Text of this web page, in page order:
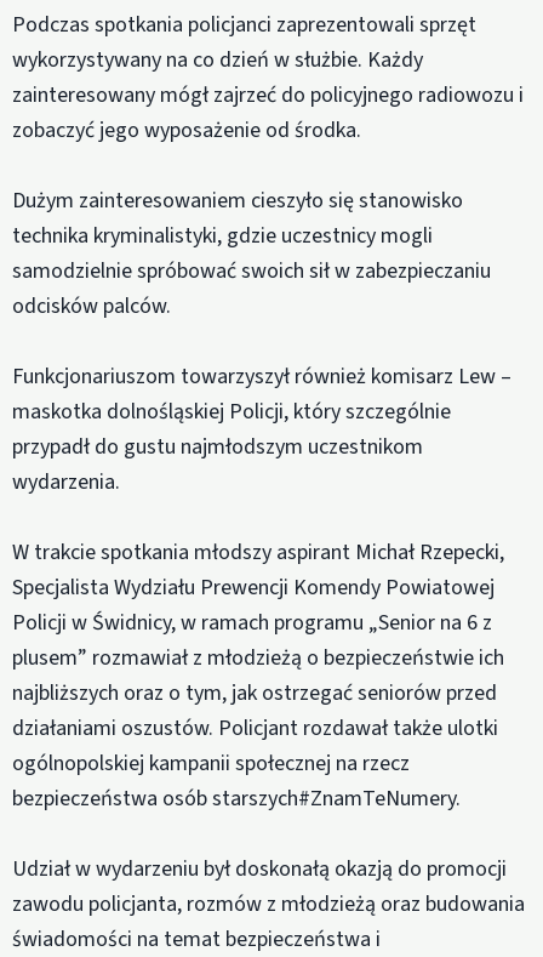
Podczas spotkania policjanci zaprezentowali sprzęt
wykorzystywany na co dzień w służbie. Każdy
zainteresowany mógł zajrzeć do policyjnego radiowozu i
zobaczyć jego wyposażenie od środka.
Dużym zainteresowaniem cieszyło się stanowisko
technika kryminalistyki, gdzie uczestnicy mogli
samodzielnie spróbować swoich sił w zabezpieczaniu
odcisków palców.
Funkcjonariuszom towarzyszył również komisarz Lew –
maskotka dolnośląskiej Policji, który szczególnie
przypadł do gustu najmłodszym uczestnikom
wydarzenia.
W trakcie spotkania młodszy aspirant Michał Rzepecki,
Specjalista Wydziału Prewencji Komendy Powiatowej
Policji w Świdnicy, w ramach programu „Senior na 6 z
plusem” rozmawiał z młodzieżą o bezpieczeństwie ich
najbliższych oraz o tym, jak ostrzegać seniorów przed
działaniami oszustów. Policjant rozdawał także ulotki
ogólnopolskiej kampanii społecznej na rzecz
bezpieczeństwa osób starszych#ZnamTeNumery.
Udział w wydarzeniu był doskonałą okazją do promocji
zawodu policjanta, rozmów z młodzieżą oraz budowania
świadomości na temat bezpieczeństwa i